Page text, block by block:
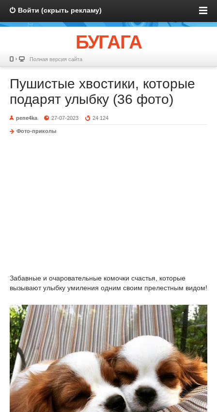
Войти (скрыть рекламу)
БУГАГА
Полная версия сайта
Пушистые хвостики, которые
подарят улыбку (36 фото)
pene4ka 27-07-2023 24 124
Фото-приколы
Забавные и очаровательные комочки счастья, которые
вызывают улыбку умиления одним своим прелестным видом!